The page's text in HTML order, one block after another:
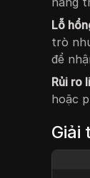
Lỗ
trò
để
Rủi ro
hoặc
Giải